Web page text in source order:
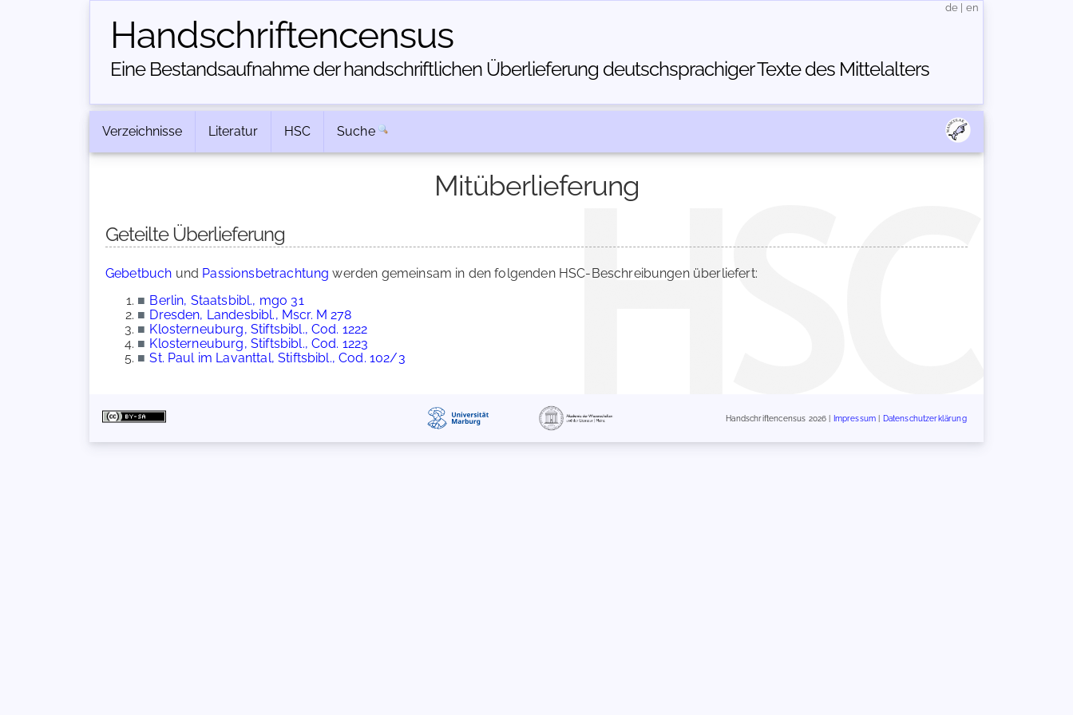
Handschriften­census
Eine Bestandsaufnahme der handschriftlichen Über­lieferung deutschsprachiger Texte des Mittelalters
de en
Verzeichnisse Literatur HSC Suche
Mitüberlieferung
Geteilte Überlieferung
Gebetbuch und Passionsbetrachtung werden gemeinsam in den folgenden HSC-Beschreibungen überliefert:
■ Berlin, Staatsbibl., mgo 31
■ Dresden, Landesbibl., Mscr. M 278
■ Klosterneuburg, Stiftsbibl., Cod. 1222
■ Klosterneuburg, Stiftsbibl., Cod. 1223
■ St. Paul im Lavanttal, Stiftsbibl., Cod. 102/3
Handschriftencensus 2026 | Impressum Datenschutzerklärung